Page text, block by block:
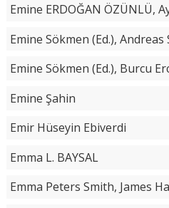
Emine ERDOĞAN ÖZÜNLÜ,
Emine Sökmen (Ed.), Andreas
Emine Sökmen (Ed.), Burcu
Emine Şahin
Emir Hüseyin Ebiverdi
Emma L. BAYSAL
Emma Peters Smith, James